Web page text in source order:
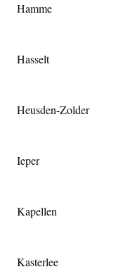
Hamme
Hasselt
Heusden-Zolder
Ieper
Kapellen
Kasterlee